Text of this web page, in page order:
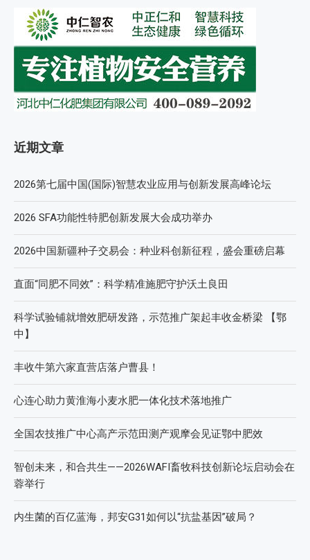
近期文章
2026第七届中国(国际)智慧农业应用与创新发展高峰论坛
2026 SFA功能性特肥创新发展大会成功举办
2026中国新疆种子交易会：种业科创新征程，盛会重磅启幕
直面“同肥不同效”：科学精准施肥守护沃土良田
科学试验铺就增效肥研发路，示范推广架起丰收金桥梁 【鄂
中】
丰收牛第六家直营店落户曹县！
心连心助力黄淮海小麦水肥一体化技术落地推广
全国农技推广中心高产示范田测产观摩会见证鄂中肥效
智创未来，和合共生——2026WAFI畜牧科技创新论坛启动会在
蓉举行
内生菌的百亿蓝海，邦安G31如何以“抗盐基因”破局？